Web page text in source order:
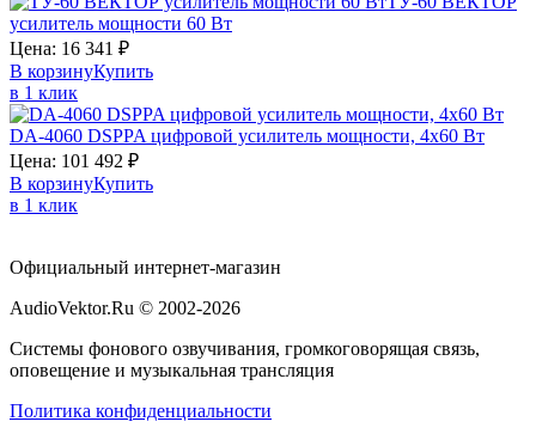
усилитель мощности 60 Вт
Цена: 16 341 ₽
В корзинуКупить
в 1 клик
DA-4060 DSPPA цифровой усилитель мощности, 4х60 Вт
Цена: 101 492 ₽
В корзинуКупить
в 1 клик
Официальный интернет-магазин
AudioVektor.Ru © 2002-2026
Системы фонового озвучивания, громкоговорящая связь,
оповещение и музыкальная трансляция
Политика конфиденциальности